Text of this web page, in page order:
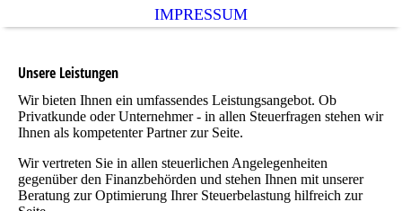
IMPRESSUM
Unsere Leistungen
Wir bieten Ihnen ein umfassendes Leistungsangebot. Ob
Privatkunde oder Unternehmer - in allen Steuerfragen stehen wir
Ihnen als kompetenter Partner zur Seite.
Wir vertreten Sie in allen steuerlichen Angelegenheiten
gegenüber den Finanzbehörden und stehen Ihnen mit unserer
Beratung zur Optimierung Ihrer Steuerbelastung hilfreich zur